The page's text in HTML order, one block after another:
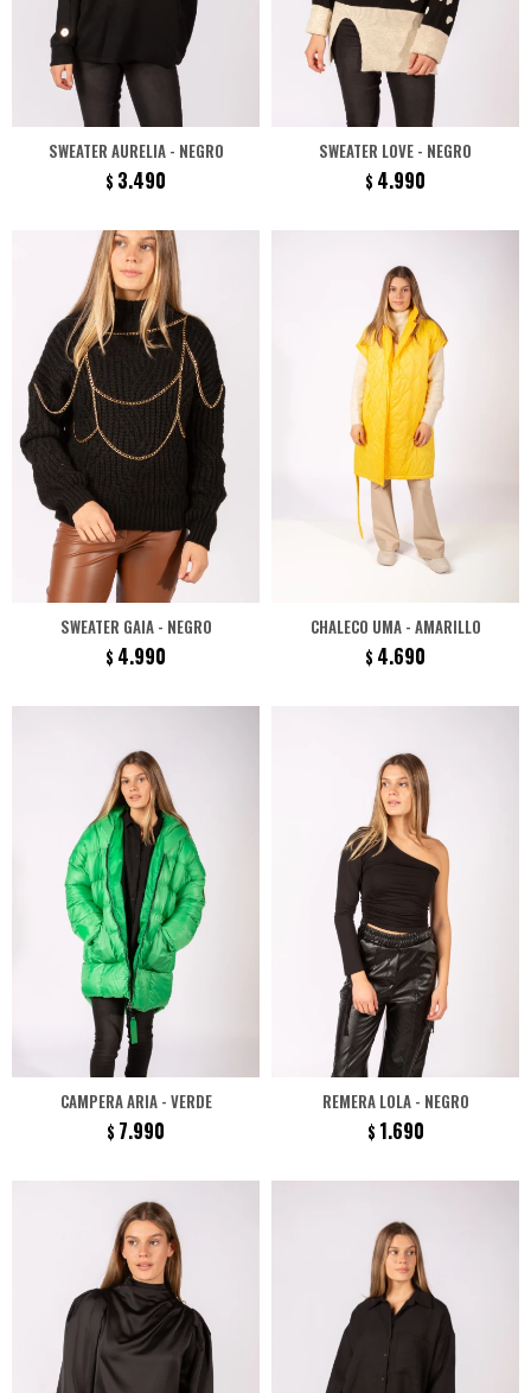
SWEATER AURELIA - NEGRO
$ 3.490
SWEATER LOVE - NEGRO
$ 4.990
SWEATER GAIA - NEGRO
$ 4.990
CHALECO UMA - AMARILLO
$ 4.690
CAMPERA ARIA - VERDE
$ 7.990
REMERA LOLA - NEGRO
$ 1.690